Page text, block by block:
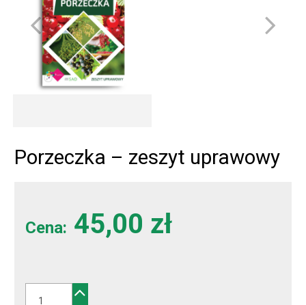
Porzeczka – zeszyt uprawowy
Cena: 45,00 zł